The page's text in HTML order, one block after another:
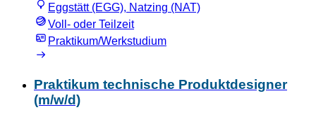
Eggstätt (EGG), Natzing (NAT)
Voll- oder Teilzeit
Praktikum/Werkstudium
Praktikum technische Produktdesigner
(m/w/d)